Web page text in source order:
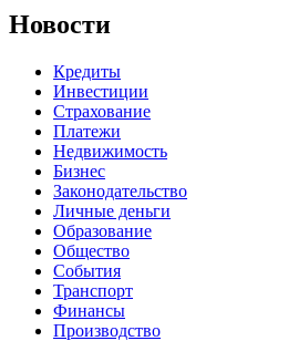
Новости
Кредиты
Инвестиции
Страхование
Платежи
Недвижимость
Бизнес
Законодательство
Личные деньги
Образование
Общество
События
Транспорт
Финансы
Производство